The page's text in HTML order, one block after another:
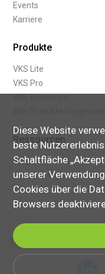
Diese Website
beste
Schaltfläche
unserer
Cookies über die
Browsers
Events
Karriere
Produkte
VKS Lite
VKS Pro
Ressourcen
Blog
Was sind digitale
Terms of Service
© 2024 Visual